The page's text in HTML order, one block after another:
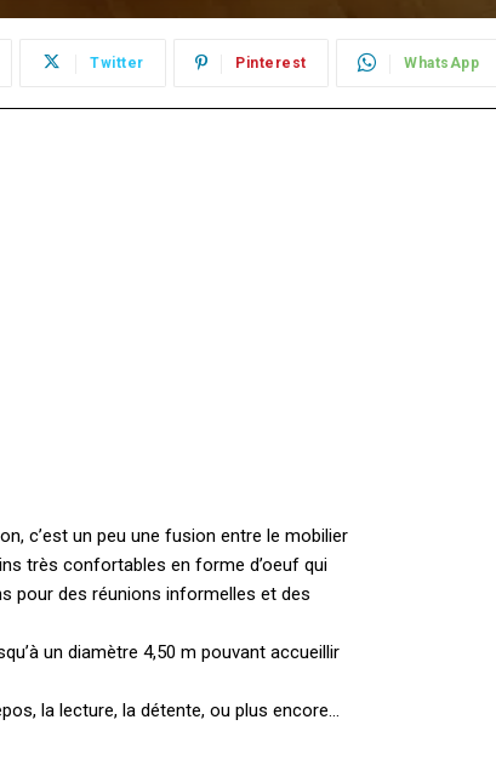
Twitter Pinterest WhatsApp
c’est un peu une fusion entre le mobilier
très confortables en forme d’oeuf qui
pour des réunions informelles et des
un diamètre 4,50 m pouvant accueillir
la lecture, la détente, ou plus encore…